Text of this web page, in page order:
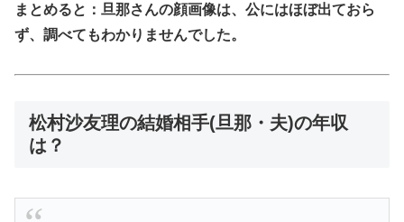
まとめると：旦那さんの顔画像は、公にはほぼ出ておら
ず、調べてもわかりませんでした。
松村沙友理の結婚相手(旦那・夫)の年収
は？